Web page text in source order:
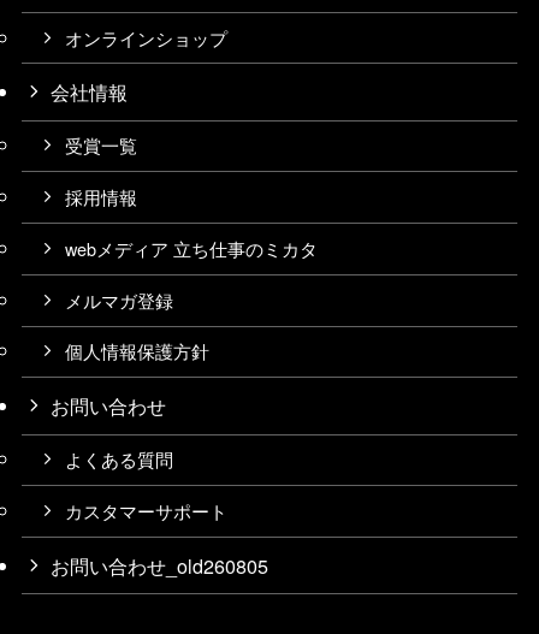
オンラインショップ
会社情報
受賞一覧
採用情報
webメディア 立ち仕事のミカタ
メルマガ登録
個人情報保護方針
お問い合わせ
よくある質問
カスタマーサポート
お問い合わせ_old260805